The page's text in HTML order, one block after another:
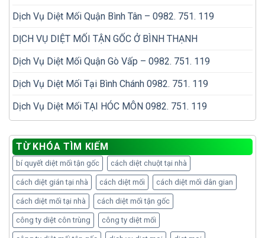
Dịch Vụ Diệt Mối Quận Bình Tân – 0982. 751. 119
DỊCH VỤ DIỆT MỐI TẬN GỐC Ở BÌNH THẠNH
Dịch Vụ Diệt Mối Quận Gò Vấp – 0982. 751. 119
Dịch Vụ Diệt Mối Tại Bình Chánh 0982. 751. 119
Dịch Vụ Diệt Mối TẠI HÓC MÔN 0982. 751. 119
TỪ KHÓA TÌM KIẾM
bí quyết diệt mối tận gốc cách diệt chuột tại nhà
cách diệt gián tại nhà cách diệt mối cách diệt mối dân gian
cách diệt mối tại nhà cách diệt mối tận gốc
công ty diệt côn trùng công ty diệt mối